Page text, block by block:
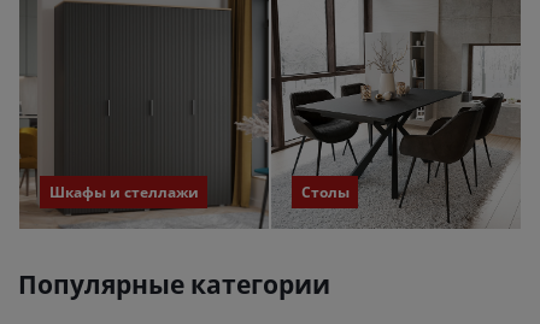
Шкафы и стеллажи Столы
Популярные категории